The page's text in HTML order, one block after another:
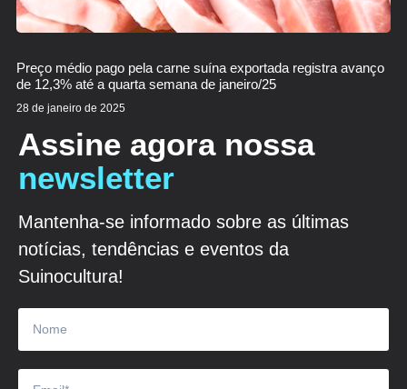
Preço médio pago pela carne suína exportada registra avanço
de 12,3% até a quarta semana de janeiro/25
28 de janeiro de 2025
Assine agora nossa
newsletter
Mantenha-se informado sobre as últimas
notícias, tendências e eventos da
Suinocultura!